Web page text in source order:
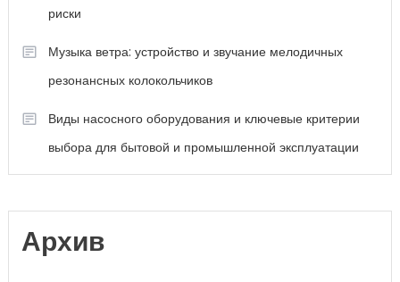
риски
Музыка ветра: устройство и звучание мелодичных
резонансных колокольчиков
Виды насосного оборудования и ключевые критерии
выбора для бытовой и промышленной эксплуатации
Архив